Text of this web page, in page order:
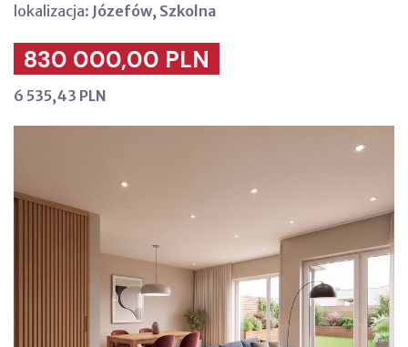
lokalizacja: Józefów, Szkolna
830 000,00 PLN
6 535,43 PLN